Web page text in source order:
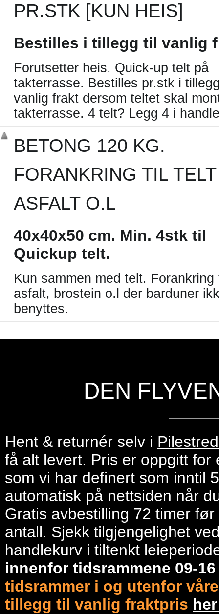
PR.STK [KUN HEIS]
Bestilles i tillegg til vanlig
Forutsetter heis. Quick-up telt på
takterrasse. Bestilles pr.stk i
vanlig frakt dersom teltet skal
takterrasse. 4 telt? Legg 4 i
BETONG 120 KG.
FORANKRING TIL
ASFALT O.L
40x40x50 cm. Min. 4stk til
Quickup telt.
Kun sammen med telt. Forankring
asfalt, brostein o.l der barduner
benyttes.
DEN
Hent & returnér selv i
få alt levert. Pris er oppgitt
som vi har definert som inntil
automatisk på nettsiden når
Gratis avbestilling 72 timer
antall. Sjekk tilgjengelighet
handlekurv i tiltenkt
innenfor tidsrammene 09-
tidsrammer i og utenfor
tillegg til vanlig fraktpris